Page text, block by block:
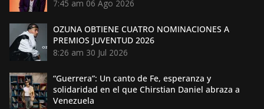
7:45 am 06 Ago 2026
OZUNA OBTIENE CUATRO NOMINACIONES A
PREMIOS JUVENTUD 2026
8:26 am 30 Jul 2026
“Guerrera”: Un canto de Fe, esperanza y
solidaridad en el que Chirstian Daniel abraza a
Venezuela